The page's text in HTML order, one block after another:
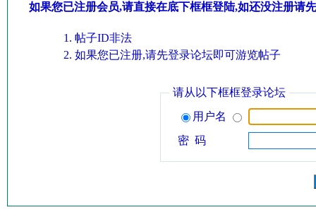
如果您已注册会员,请直接在底下框框登陆,如还没注册请
帖子ID非法
如果您已注册,请先登录论坛即可游览帖子
请从以下框框登录论坛
用户名
密 码